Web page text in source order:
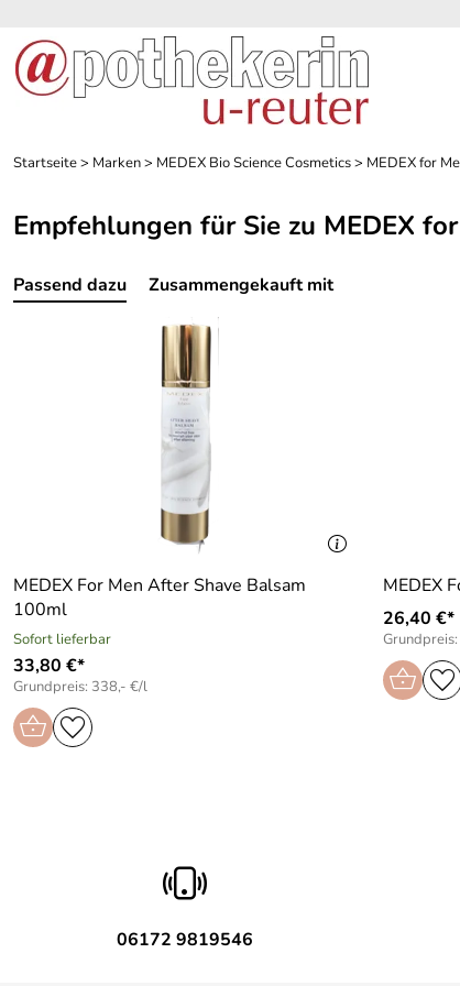
Startseite> Marken> MEDEX Bio Science Cosmetics> MEDEX for
Empfehlungen für Sie zu MEDEX
Passend dazu
MEDEX For Men After Shave Balsam
100ml
Sofort lieferbar
33,80 €*
Grundpreis: 338,- €/l
MEDEX
26,40 €*
Zusammengekauft mit
06172 9819546